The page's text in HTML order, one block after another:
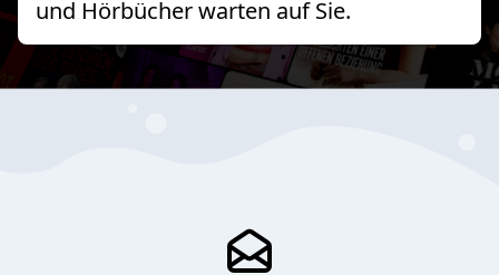
und Hörbücher warten auf Sie.